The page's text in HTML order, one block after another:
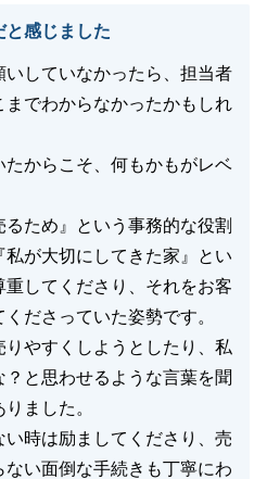
と感じました
いしていなかったら、担当者
でわからなかったかもしれ
からこそ、何もかもがレベ
ため』という事務的な役割
が大切にしてきた家』とい
重してくださり、それをお客
ださっていた姿勢です。
やすくしようとしたり、私
と思わせるような言葉を聞
ました。
時は励ましてくださり、売
い面倒な手続きも丁寧にわ